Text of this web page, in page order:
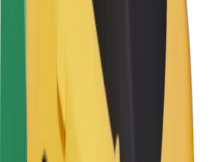
Keleivių saugumas
Vairuotojų saugumas
Paspirtukų saugumas
Saugumo laboratorija
Vietovės
Oro uostai